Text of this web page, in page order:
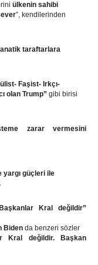
ülkenin sahibi
”, kendilerinden
taraftarlara
Faşist- Irkçı-
olan Trump” gibi birisi
zarar vermesini
yargı güçleri ile
Kral değildir”
Biden da benzeri sözler
Kral değildir. Başkan